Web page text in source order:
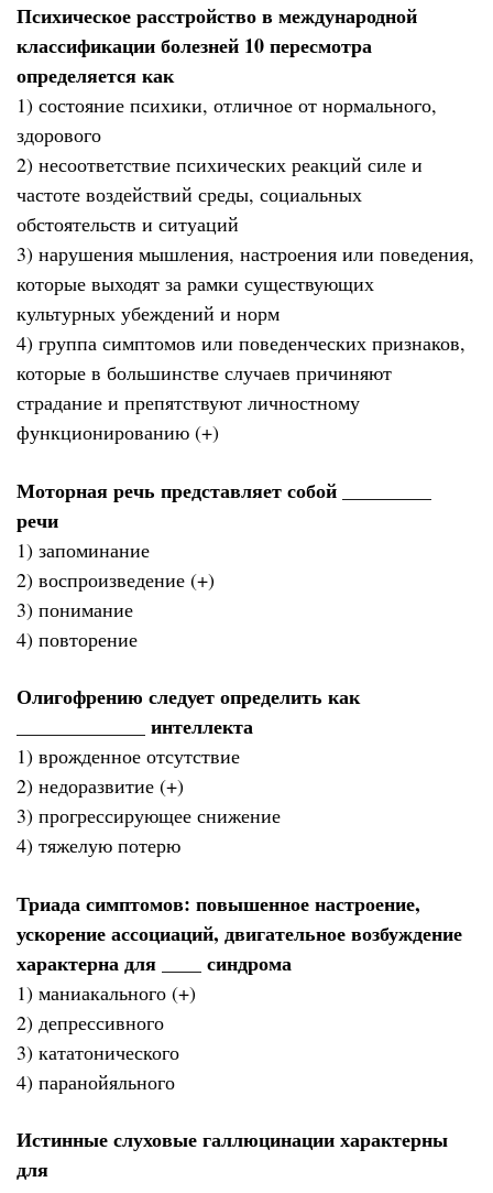
Психическое расстройство в международной
классификации болезней 10 пересмотра
определяется как
1) состояние психики, отличное от нормального,
здорового
2) несоответствие психических реакций силе и
частоте воздействий среды, социальных
обстоятельств и ситуаций
3) нарушения мышления, настроения или поведения,
которые выходят за рамки существующих
культурных убеждений и норм
4) группа симптомов или поведенческих признаков,
которые в большинстве случаев причиняют
страдание и препятствуют личностному
функционированию (+)
Моторная речь представляет собой _________
речи
1) запоминание
2) воспроизведение (+)
3) понимание
4) повторение
Олигофрению следует определить как
_____________ интеллекта
1) врожденное отсутствие
2) недоразвитие (+)
3) прогрессирующее снижение
4) тяжелую потерю
Триада симптомов: повышенное настроение,
ускорение ассоциаций, двигательное возбуждение
характерна для ____ синдрома
1) маниакального (+)
2) депрессивного
3) кататонического
4) паранойяльного
Истинные слуховые галлюцинации характерны
для